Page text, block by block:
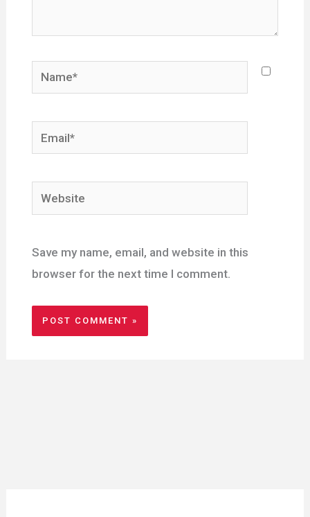
Name*
Email*
Website
Save my name, email, and website in this
browser for the next time I comment.